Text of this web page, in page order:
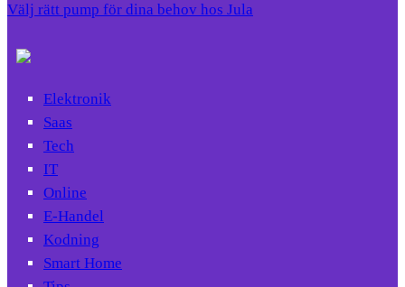
Välj rätt pump för dina behov hos Jula
Elektronik
Saas
Tech
IT
Online
E-Handel
Kodning
Smart Home